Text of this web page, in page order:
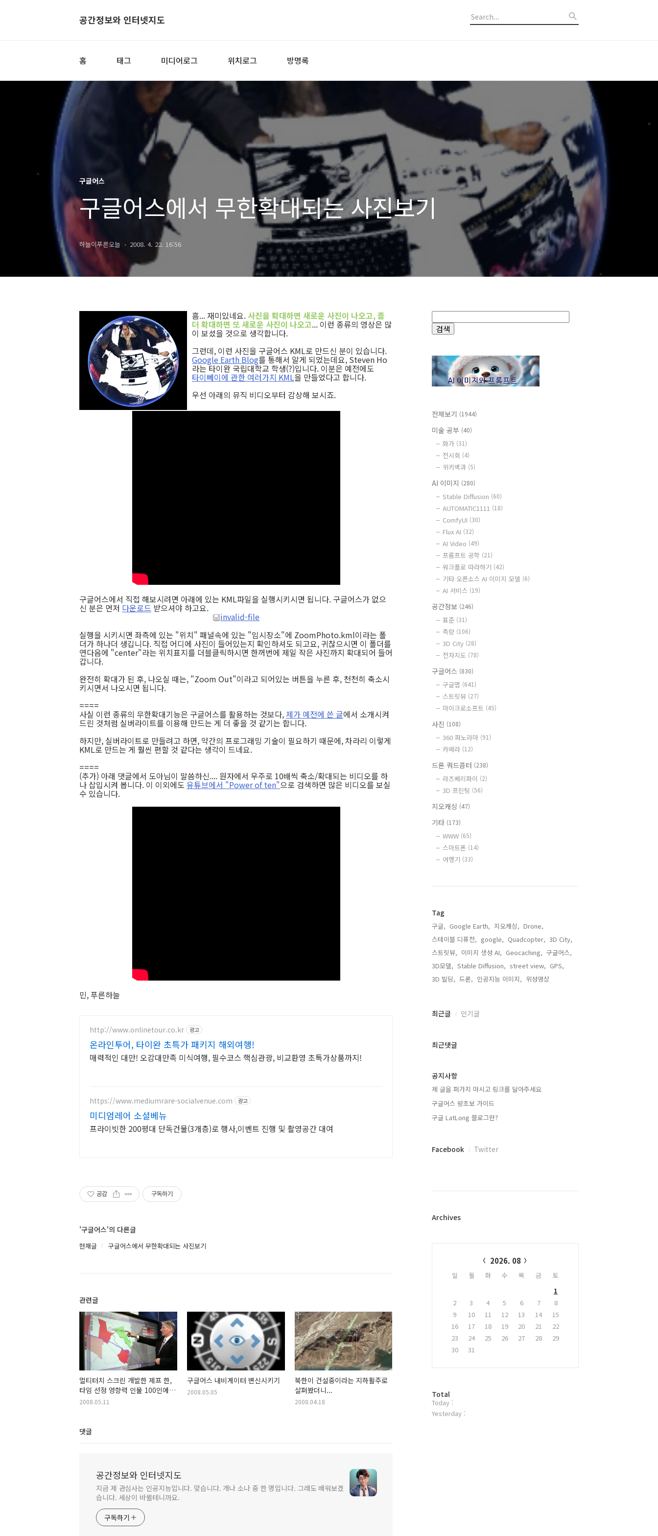
공간정보와 인터넷지도
홈 태그 미디어로그 위치로그 방명록
구글어스
구글어스에서 무한확대되는 사진보기
하늘이푸른오늘 2008. 4. 22. 16:56
흠... 재미있네요. 사진을 확대하면 새로운 사진이 나오고, 좀
더 확대하면 또 새로운 사진이 나오고... 이런 종류의 영상은 많
이 보셨을 것으로 생각합니다.
그런데, 이런 사진을 구글어스 KML로 만드신 분이 있습니다.
Google Earth Blog를 통해서 알게 되었는데요, Steven Ho
라는 타이완 국립대학교 학생(?)입니다. 이분은 예전에도
타이뻬이에 관한 여러가지 KML을 만들었다고 합니다.
우선 아래의 뮤직 비디오부터 감상해 보시죠.
구글어스에서 직접 해보시려면 아래에 있는 KML파일을 실행시키시면 됩니다. 구글어스가 없으
신 분은 먼저 다운로드 받으셔야 하고요.
invalid-file
실행을 시키시면 좌측에 있는 "위치" 패널속에 있는 "임시장소"에 ZoomPhoto.kml이라는 폴
더가 하나더 생깁니다. 직접 어디에 사진이 들어있는지 확인하셔도 되고요, 귀찮으시면 이 폴더를
연다음에 "center"라는 위치표지를 더블클릭하시면 한꺼번에 제일 작은 사진까지 확대되어 들어
갑니다.
완전히 확대가 된 후, 나오실 때는, "Zoom Out"이라고 되어있는 버튼을 누른 후, 천천히 축소시
키시면서 나오시면 됩니다.
====
사실 이런 종류의 무한확대기능은 구글어스를 활용하는 것보다,제가 예전에 쓴 글에서 소개시켜
드린 것처럼 실버라이트를 이용해 만드는 게 더 좋을 것 같기는 합니다.
하지만, 실버라이트로 만들려고 하면, 약간의 프로그래밍 기술이 필요하기 때문에, 차라리 이렇게
KML로 만드는 게 훨씬 편할 것 같다는 생각이 드네요.
====
(추가) 아래 댓글에서 도아님이 말씀하신.... 원자에서 우주로 10배씩 축소/확대되는 비디오를 하
나 삽입시켜 봅니다. 이 이외에도 유튜브에서 "Power of ten"으로 검색하면 많은 비디오를 보실
수 있습니다.
민, 푸른하늘
http://www.onlinetour.co.kr 광고
온라인투어, 타이완 초특가 패키지 해외여행!
매력적인 대만! 오감대만족 미식여행, 필수코스 핵심관광, 비교환영 초특가상품까지!
https://www.mediumrare-socialvenue.com 광고
미디엄레어 소셜베뉴
프라이빗한 200평대 단독건물(3개층)로 행사,이벤트 진행 및 촬영공간 대여
공감 구독하기
'구글어스'의 다른글
현재글 구글어스에서 무한확대되는 사진보기
관련글
멀티터치 스크린 개발한 제프 한,
타임 선정 영향력 인물 100인에
선정
2008.05.11
구글어스 내비게이터 변신시키기
2008.05.05
북한이 건설중이라는 지하활주로
살펴봤더니...
2008.04.18
댓글
공간정보와 인터넷지도
지금 제 관심사는 인공지능입니다. 맞습니다. 개나 소나 중 한 명입니다. 그래도 배워보겠
습니다. 세상이 바뀔테니까요.
구독하기
전체보기 (1944)
미술 공부 (40)
화가 (31)
전시회 (4)
위키백과 (5)
AI 이미지 (280)
Stable Diffusion (60)
AUTOMATIC1111 (18)
ComfyUI (30)
Flux AI (32)
AI Video (49)
프롬프트 공학 (21)
워크플로 따라하기 (42)
기타 오픈소스 AI 이미지 모델 (6)
AI 서비스 (19)
공간정보 (246)
표준 (31)
측량 (106)
3D City (28)
전자지도 (78)
구글어스 (830)
구글맵 (641)
스트릿뷰 (27)
마이크로소프트 (45)
사진 (108)
360 파노라마 (91)
카메라 (12)
드론 쿼드콥터 (238)
라즈베리파이 (2)
3D 프린팅 (56)
지오캐싱 (47)
기타 (173)
WWW (65)
스마트폰 (14)
여행기 (33)
Tag
구글, Google Earth, 지오캐싱, Drone,
스테이블 디퓨전, google, Quadcopter, 3D City,
스트릿뷰, 이미지 생성 AI, Geocaching, 구글어스,
3D모델, Stable Diffusion, street view, GPS,
3D 빌딩, 드론, 인공지능 이미지, 위성영상,
최
과
글
최근글 인기글
최근댓글
공지사항
제 글을 퍼가지 마시고 링크를 달아주세요
구글어스 왕초보 가이드
구글 LatLong 블로그란?
페
플
Facebook Twitter
Archives
2026. 08
일 월 화 수 목 금
토
1
2
3 4 5 6 7
8
9
10 11 12 13 14
15
16
17 18 19 20 21
22
23
24 25 26 27 28
29
30
31
방
문
자
Total
Today :
Yesterday :